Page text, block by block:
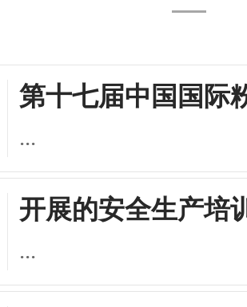
第十七届中国国际
...
开展的安全生产培
...